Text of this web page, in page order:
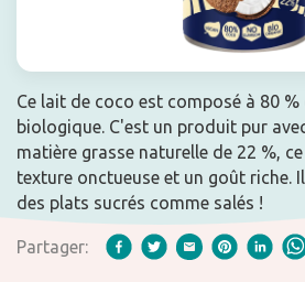
Ce lait de coco est composé à 80
biologique. C'est un produit pur
matière grasse naturelle de 22 %,
texture onctueuse et un goût riche.
des plats sucrés comme salés !
Partager: